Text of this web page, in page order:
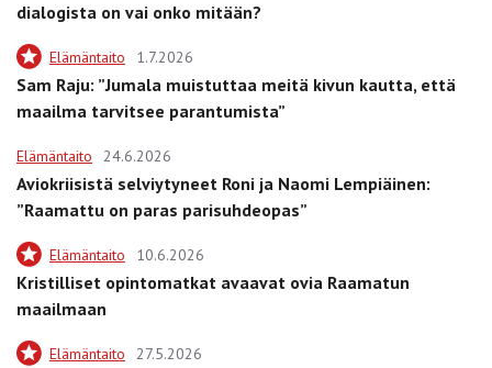
dialogista on vai onko mitään?
Elämäntaito 1.7.2026
Sam Raju: ”Jumala muistuttaa meitä kivun kautta, että
maailma tarvitsee parantumista”
Elämäntaito 24.6.2026
Aviokriisistä selviytyneet Roni ja Naomi Lempiäinen:
”Raamattu on paras parisuhdeopas”
Elämäntaito 10.6.2026
Kristilliset opintomatkat avaavat ovia Raamatun
maailmaan
Elämäntaito 27.5.2026